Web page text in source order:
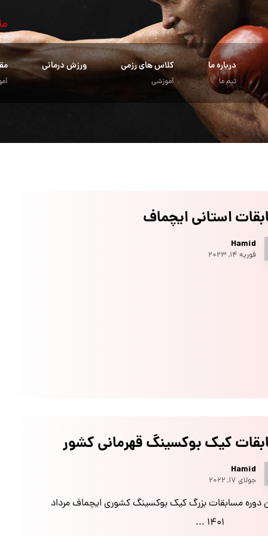
درباره ما
تیم ما
کلاس های رزمی
آموزشی
ورزش درمانی
استانی ایچماف
Hamid
فوریه ۱۴, ۲۰۲۳
کیک بوکسینگ قهرمانی کشور
Hamid
جولای ۱۷, ۲۰۲۲
دوره مسابقات بزرگ کیک بوکسینگ کشوری ایچماف مرداد
۱۴۰۱ ...